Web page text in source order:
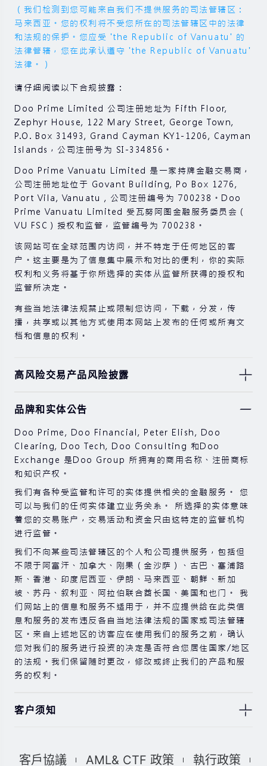
（我们检测到您可能来自我们不提供服务的司法管辖区：
马来西亚。您的权利将不受您所在的司法管辖区中的法律
和法规的保护。您应受 'the Republic of Vanuatu' 的
法律管辖，您在此承认遵守 'the Republic of Vanuatu'
法律。）
请仔细阅读以下合规披露：
Doo Prime Limited 公司注册地址为 Fifth Floor,
Zephyr House, 122 Mary Street, George Town,
P.O. Box 31493, Grand Cayman KY1-1206, Cayman
Islands，公司注册号为 SI-334856。
Doo Prime Vanuatu Limited 是一家持牌金融交易商，
公司注册地址位于 Govant Building, Po Box 1276,
Port Vila, Vanuatu , 公司注册编号为 700238。Doo
Prime Vanuatu Limited 受瓦努阿图金融服务委员会（
VU FSC）授权和监管，监管编号为 700238。
该网站可在全球范围内访问，并不特定于任何地区的客
户。这主要是为了信息集中展示和对比的便利，你的实际
权利和义务将基于你所选择的实体从监管所获得的授权和
监管所决定。
有些当地法律法规禁止或限制您访问，下载，分发，传
播，共享或以其他方式使用本网站上发布的任何或所有文
档和信息的权利。
高风险交易产品风险披露
券，期货，差价合约和其他金融产品交易涉及高风险，可
过去的投资表现并不代表其未来的表现。
在与我们进行任何交易之前，请确保您完全了解使用相应
金融工具进行交易的风险。 如果您不了解此处说明的风
险，则应寻求独立的专业建议。
品牌和实体公告
Doo Prime, Doo Financial, Peter Elish, Doo
Clearing, Doo Tech, Doo Consulting 和Doo
Exchange 是Doo Group 所拥有的商用名称、注册商标
和知识产权。
我们有各种受监管和许可的实体提供相关的金融服务。 您
可以与我们的任何实体建立业务关系。 所选择的实体意味
着您的交易账户，交易活动和资金只由这特定的监管机构
进行监管。
我们不向某些司法管辖区的个人和公司提供服务，包括但
不限于阿富汗、加拿大、刚果（金沙萨）、古巴、塞浦路
斯、香港、印度尼西亚、伊朗、马来西亚、朝鲜、新加
坡、苏丹、叙利亚、阿拉伯联合酋长国、美国和也门。 我
们网站上的信息和服务不适用于，并不应提供给在此类信
息和服务的发布违反各自当地法律法规的国家或司法管辖
区。来自上述地区的访客应在使用我们的服务之前，确认
您对我们的服务进行投资的决定是否符合您居住国家/地区
的法规。我们保留随时更改，修改或终止我们的产品和服
务的权利。
客户须知
息，材料或第三方材料（“材料”）仅供参考。 该材料仅
客戶協議 AML& CTF 政策 執行政策